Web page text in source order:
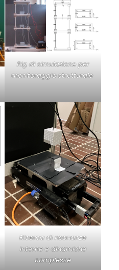
Rig di simulazione per
monitoraggio strutturale
Ricerca di risonanze
interne e dinamiche
complesse